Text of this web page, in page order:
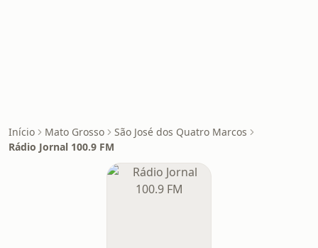
Início Mato Grosso
São José dos Quatro Marcos
Rádio Jornal 100.9 FM